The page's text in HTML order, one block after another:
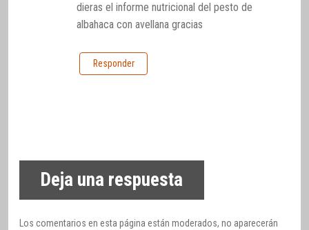
dieras el informe nutricional del pesto de
albahaca con avellana gracias
Responder
Deja una respuesta
Los comentarios en esta página están moderados, no aparecerán